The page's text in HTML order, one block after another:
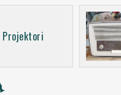
Projektori